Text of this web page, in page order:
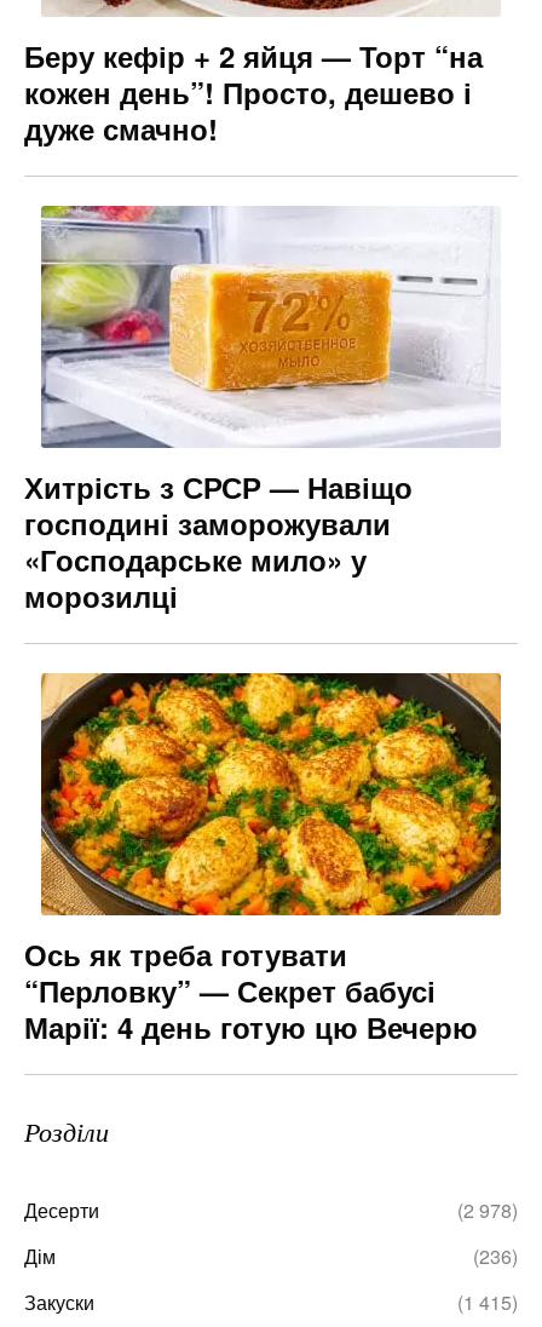
Беру кефір + 2 яйця — Торт “на
кожен день”! Просто, дешево і
дуже смачно!
Хитрість з СРСР — Навіщо
господині заморожували
«Господарське мило» у
морозилці
Ось як треба готувати
“Перловку” — Секрет бабусі
Марії: 4 день готую цю Вечерю
Розділи
Десерти
(2 978)
Дім
(236)
Закуски
(1 415)